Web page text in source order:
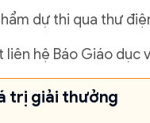
dự thi qua thư
hệ Báo Giáo dục
trị giải thưởng